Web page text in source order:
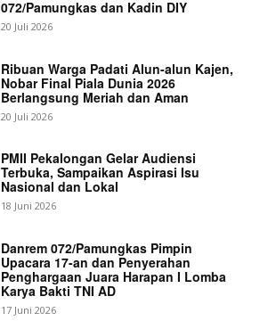
072/Pamungkas dan Kadin DIY
20 Juli 2026
Ribuan Warga Padati Alun-alun Kajen,
Nobar Final Piala Dunia 2026
Berlangsung Meriah dan Aman
20 Juli 2026
PMII Pekalongan Gelar Audiensi
Terbuka, Sampaikan Aspirasi Isu
Nasional dan Lokal
18 Juni 2026
Danrem 072/Pamungkas Pimpin
Upacara 17-an dan Penyerahan
Penghargaan Juara Harapan I Lomba
Karya Bakti TNI AD
17 Juni 2026